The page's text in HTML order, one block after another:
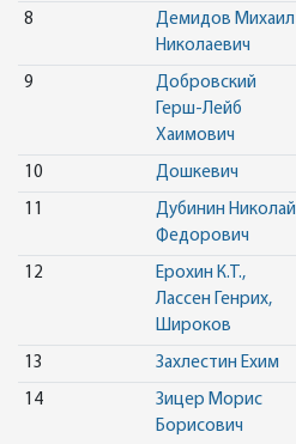
8
Демидов Михаил
Николаевич
9
Добровский
Герш-Лейб
Хаимович
10 Дошкевич
11
Дубинин Николай
Федорович
12
Ерохин К.Т.,
Лассен Генрих,
Широков
13 Захлестин Ехим
14
Зицер Морис
Борисович